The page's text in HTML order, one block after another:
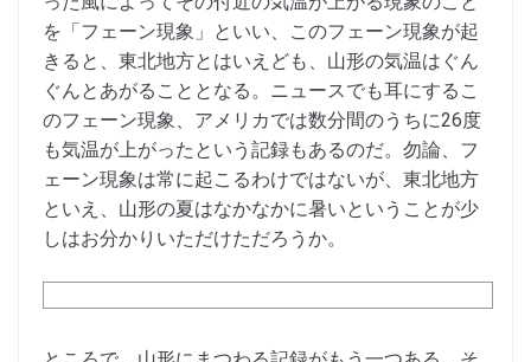
を「フェーン現象」といい、このフェーン現象が起
きると、東北地方とはいえども、山形の気温はぐん
ぐんとあがることとなる。ニュースでも耳にするこ
のフェーン現象、アメリカでは数分間のうちに26度
も気温が上がったという記録もあるのだ。勿論、フ
ェーン現象は常に起こるわけではないが、東北地方
といえ、山形の夏はなかなかに暑いということが少
しはお分かりいただけただろうか。